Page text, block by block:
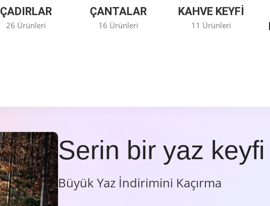
ÇADIRLAR
26 Ürünleri
ÇANTALAR
16 Ürünleri
KAHVE KEYFİ
11 Ürünleri
Serin bir yaz keyfi
Büyük Yaz İndirimini Kaçırma